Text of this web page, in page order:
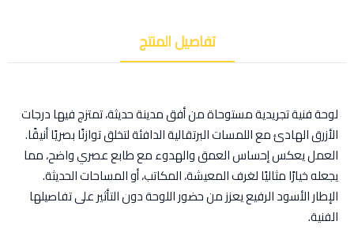
تفاصيل المنتج
لوحة فنية تجريدية مستوحاة من أفق مدينة حديثة، تمتزج فيها درجات
الأزرق الهادئ مع اللمسات البرتقالية الدافئة لتخلق توازنًا بصريًا أنيقًا.
العمل يعكس إحساس العمق والهدوء مع طابع عصري واضح، مما
يجعله خيارًا مثاليًا لغرف المعيشة، المكاتب، أو المساحات الحديثة.
الإطار الأسود الرفيع يعزز من حضور اللوحة دون التأثير على تفاصيلها
الفنية.